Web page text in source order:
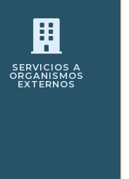
SERVICIOS A
ORGANISMOS
EXTERNOS